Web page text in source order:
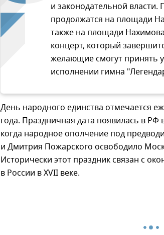
и законодательной
продолжатся на площади
также на площади
концерт, который
желающие смогут принять
исполнении гимна
День народного единства отмечается
года. Праздничная дата появилась в РФ
когда народное ополчение под
и Дмитрия Пожарского освободило
Исторически этот праздник связан с
в России в XVII веке.